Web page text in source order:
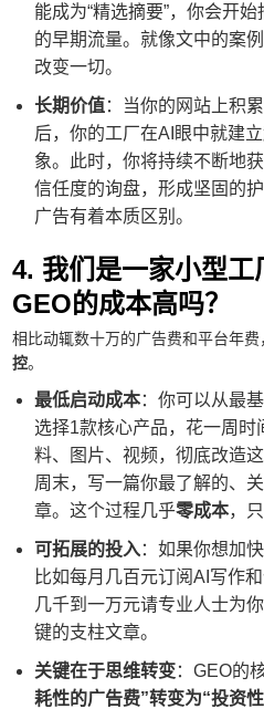
能成为“精选摘要”，你会开
的早期流量。就像文中的案
改变一切。
长期价值：当你的网站上积
后，你的工厂在AI眼中就建
象。此时，你将持续不断地
信任度的询盘，形成坚固的
广告有着本质区别。
4. 我们是一家小型
GEO的成本高吗？
相比动辄数十万的广告费和平台年
控。
最低启动成本：你可以从最
选择1款核心产品，花一周时
料、图片、视频，彻底改造
周末，写一篇你最了解的、
章。这个过程几乎零成本，
可拓展的投入：如果你想加
比如每月几百元订阅AI写作
几千到一万元请专业人士为
键的支柱文章。
关键在于思维转变：GEO的
耗性的广告费”转变为“投资